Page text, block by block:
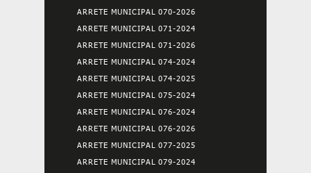
ARRETE MUNICIPAL 070-2026
ARRETE MUNICIPAL 071-2024
ARRETE MUNICIPAL 071-2026
ARRETE MUNICIPAL 074-2024
ARRETE MUNICIPAL 074-2025
ARRETE MUNICIPAL 075-2024
ARRETE MUNICIPAL 076-2024
ARRETE MUNICIPAL 076-2026
ARRETE MUNICIPAL 077-2025
ARRETE MUNICIPAL 079-2024